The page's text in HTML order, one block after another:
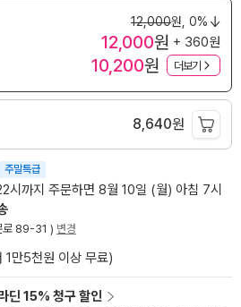
12,000원, 0%
12,000원 + 360원
10,200원 더보기
8,640원
주말특급
시까지 주문하면 8월 10일 (월) 아침 7시
로 89-31 ) 변경
1만5천원 이상 무료)
딘 15% 청구 할인